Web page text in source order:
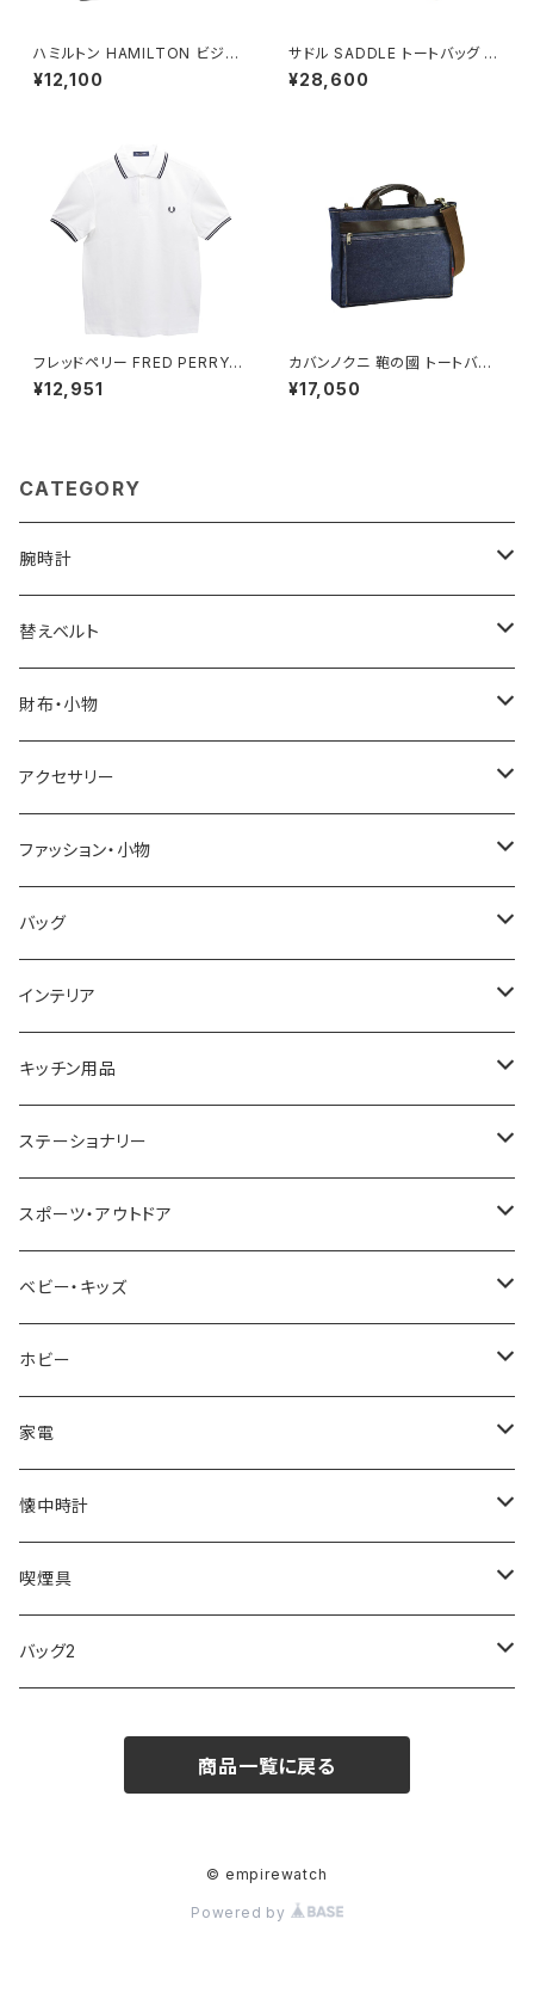
ハミルトン HAMILTON ビジネ
スバッグ 2層 大容量 A4ファイ
ル 2WAY 大開き 26723-1h メ
¥12,100
サドル SADDLE トートバッグ ミ
ニトート 牛革 本革 日本製 姫路
産 自立 53447-17h メンズ レ
¥28,600
フレッドペリー FRED PERRY T
he Fred Perry Shirt M3600
ポロシャツ M3600-200-WHI
¥12,951
カバンノクニ 鞄の國 トートバッ
グ ショルダーバッグ 2way 井原
デニム 26725-3h メンズ ネイ
¥17,050
CATEGORY
腕時計
ELGIN
SALVATORE MARRA
CASIO
GRANDEUR
COGU
GAGA MILANO
CACTUS
TIMEX
NIXON
AVALANCHE
ORIENT
ZEPPELIN
SKAGEN
FOOTBALL WATCHES
ARCA FUTURA
替えベルト
COACH
DANIEL WELLINGTON
LACOSTE
DIESEL
MICHAEL KORS
NO BRAND
財布・小物
SONNE
DUCT
TRANSNUMBER
SAAMA HOMME
ARNOLD PALMER
MICHAEL KORS
DIESEL
ALV
Merge
ETTINGER
COACH
BVLGARI
VANQUISH
アクセサリー
GUCCI
TIFFANY&CO
FOLLI FOLLIE
POLICE
PAUL HEWITT
22designstudio
BOTTEGA VENETA
EMPORIO ARMANI
CALVIN KLEIN
DANIEL WELLINGTON
SWAROVSKI
VIVIENNE WESTWOOD
ファッション・小物
DAKS
栃木レザー
NIKE
DUNHILL
NEWYORKER
OROBIANCO
Ellese
COLEMAN
MONTBLANC
Fashion Accessory Cllection
ISLAND
バッグ
MANHATTAN PORTAGE
United HOMME
RODANIA
BEAMZSQUARE
BLAZER CLUB
ANDY HAWARD
G GUSTO
GULLWING
LESPORTSAC
PRADA
インテリア
CRYSTOCRAFT
SEIKO
CITIZEN
BRAUN
RHYTHM
BLOSSOM
MONDAINE
MAWA
その他
キッチン用品
I'mD
Helios
VALENTINO VISCANI
ステーショナリー
LAMY
WATERMAN
PARKER
PELIKAN
CROSS
MONTBLANC
SWAROVSKI
スポーツ・アウトドア
Trangia
Barebones
FEUERHAND
CASIO
ベビー・キッズ
ふわりぃ
ERGO BABY
ホビー
その他
AMOS
OMMIX
COACH
家電
CREATE
TORAY
OMRON
SPICE OF LIFE
懐中時計
MONDAINE
喫煙具
ZIPPO
TSUBOTA PEARL
バッグ2
商品一覧に戻る
© empirewatch
Powered by